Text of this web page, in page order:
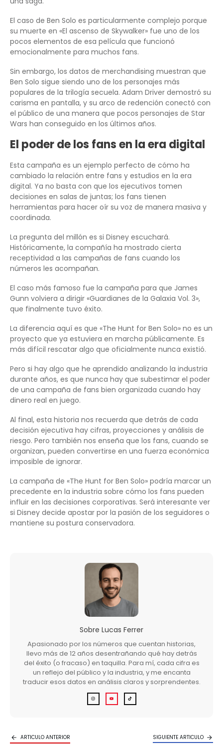
El caso de Ben Solo es particularmente complejo porque
su muerte en «El ascenso de Skywalker» fue uno de los
pocos elementos de esa película que funcionó
emocionalmente para muchos fans.
Sin embargo, los datos de merchandising muestran que
Ben Solo sigue siendo uno de los personajes más
populares de la trilogía secuela. Adam Driver demostró su
carisma en pantalla, y su arco de redención conectó con
el público de una manera que pocos personajes de Star
Wars han conseguido en los últimos años.
El poder de los fans en la era digital
Esta campaña es un ejemplo perfecto de cómo ha
cambiado la relación entre fans y estudios en la era
digital. Ya no basta con que los ejecutivos tomen
decisiones en salas de juntas; los fans tienen
herramientas para hacer oír su voz de manera masiva y
coordinada.
La pregunta del millón es si Disney escuchará.
Históricamente, la compañía ha mostrado cierta
receptividad a las campañas de fans cuando los
números les acompañan.
El caso más famoso fue la campaña para que James
Gunn volviera a dirigir «Guardianes de la Galaxia Vol. 3»,
que finalmente tuvo éxito.
La diferencia aquí es que «The Hunt for Ben Solo» no es un
proyecto que ya estuviera en marcha públicamente. Es
más difícil rescatar algo que oficialmente nunca existió.
Pero si hay algo que he aprendido analizando la industria
durante años, es que nunca hay que subestimar el poder
de una campaña de fans bien organizada cuando hay
dinero real en juego.
Al final, esta historia nos recuerda que detrás de cada
decisión ejecutiva hay cifras, proyecciones y análisis de
riesgo. Pero también nos enseña que los fans, cuando se
organizan, pueden convertirse en una fuerza económica
imposible de ignorar.
La campaña de «The Hunt for Ben Solo» podría marcar un
precedente en la industria sobre cómo los fans pueden
influir en las decisiones corporativas. Será interesante ver
si Disney decide apostar por la pasión de los seguidores o
mantiene su postura conservadora.
Sobre Lucas Ferrer
Apasionado por los números que cuentan historias,
llevo más de 12 años desentrañando qué hay detrás
del éxito (o fracaso) en taquilla. Para mí, cada cifra es
un reflejo del público y la industria, y me encanta
traducir esos datos en análisis claros y sorprendentes.
ARTICULO ANTERIOR SIGUIENTE ARTICULO